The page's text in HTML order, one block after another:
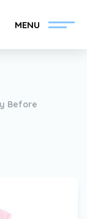
MENU
VIB®-Dealer
Before